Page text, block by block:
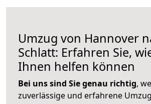
Umzug von Hannover
Schlatt: Erfahren Sie,
Ihnen helfen können
Bei uns sind Sie genau richtig,
zuverlässige und erfahrene